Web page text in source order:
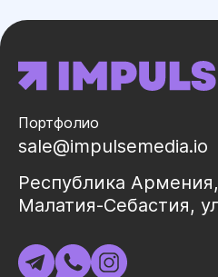
Портфолио
sale@impulsemedia.io
Республика
Малатия-Себастия,